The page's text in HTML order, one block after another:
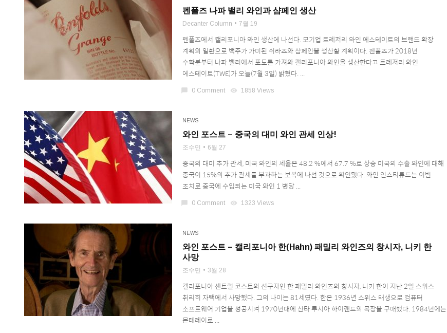
펜폴즈 나파 밸리 와인과 샴페인 생산
Decanter Column 7월 19
펜폴즈에서 캘리포니아 와인 생산에 나선다. 모기업 트레저리 와인 에스테이트의 브랜드 확장
계획의 일환으로 백주가 가미된 쉬라즈와 샴페인을 생산할 계획이다. 펜폴즈가 2018년
수확분부터 나파 밸리에서 포도를 가져와 캘리포니아 와인을 생산한다고 트레저리 와인
에스테이트(TWE)가 오늘(7월 3일) 밝혔다. ...
chat_bubble 0 Comment visibility 1858 Views
NEWS
와인 포스트 – 중국의 대미 와인 관세 인상!
조수민 6월 27
중국의 대미 추가 관세, 미국 와인의 세율은 48.2 %에서 67.7 %로 상승 미국의 수출 와인에 대해
중국이 15%의 추가 관세를 부과하는 보복에 나선 것으로 확인됐다. 와인 인스티튜드는 이번
조치로 중국에 수입되는 미국 와인 1 병당 ...
chat_bubble 0 Comment visibility 1323 Views
NEWS
와인 포스트 – 캘리포니아 한(Hahn) 패밀리 와인즈의 창시자, 니키 한
사망
조수민 3월 28
캘리포니아 센트럴 코스트의 선구자인 한 패밀리 와인즈의 창시자, 니키 한이 지난 2일 스위스
취리히 자택에서 사망했다. 그의 나이는 81세였다. 한은 1936년 스위스 태생으로 컴퓨터
소프트웨어 기업을 성공시켜 1970년대에 산타 루시아 하이랜드의 목장을 구매했다. 1984년에는
몬테레이로 ...